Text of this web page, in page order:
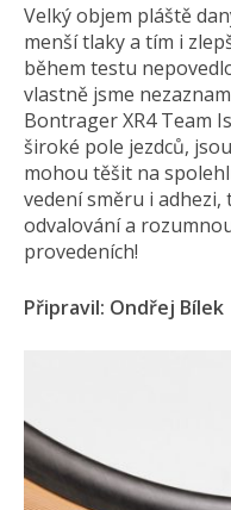
Velký objem pláště
menší tlaky a tím i
během testu
vlastně jsme
Bontrager XR4 Team
široké pole jezdců,
mohou těšit na
vedení směru i
odvalování a
provedeních!
Připravil: Ondřej Bílek